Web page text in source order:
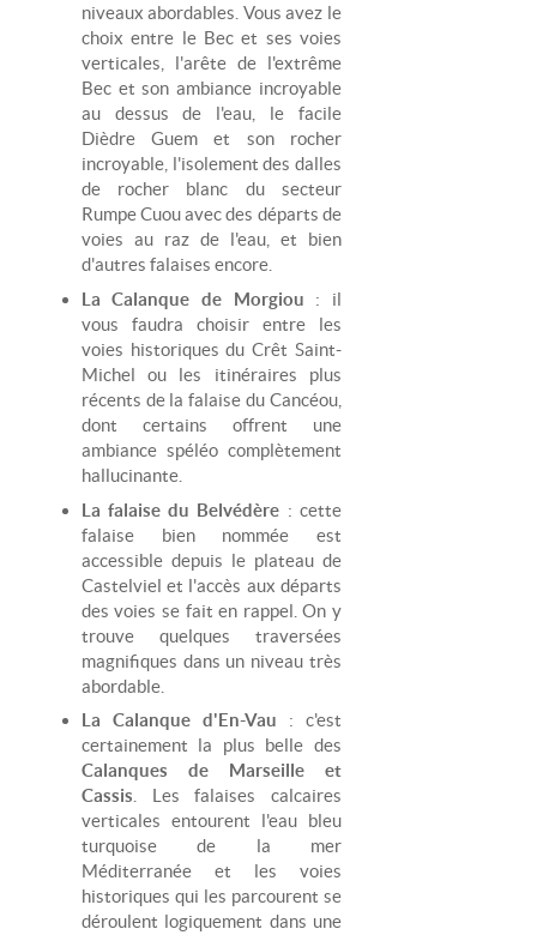
niveaux abordables. Vous avez le
choix entre le Bec et ses voies
verticales, l'arête de l'extrême
Bec et son ambiance incroyable
au dessus de l'eau, le facile
Dièdre Guem et son rocher
incroyable, l'isolement des dalles
de rocher blanc du secteur
Rumpe Cuou avec des départs de
voies au raz de l'eau, et bien
d'autres falaises encore.
La Calanque de Morgiou : il
vous faudra choisir entre les
voies historiques du Crêt Saint-
Michel ou les itinéraires plus
récents de la falaise du Cancéou,
dont certains offrent une
ambiance spéléo complètement
hallucinante.
La falaise du Belvédère : cette
falaise bien nommée est
accessible depuis le plateau de
Castelviel et l'accès aux départs
des voies se fait en rappel. On y
trouve quelques traversées
magnifiques dans un niveau très
abordable.
La Calanque d'En-Vau : c'est
certainement la plus belle des
Calanques de Marseille et
Cassis. Les falaises calcaires
verticales entourent l'eau bleu
turquoise de la mer
Méditerranée et les voies
historiques qui les parcourent se
déroulent logiquement dans une